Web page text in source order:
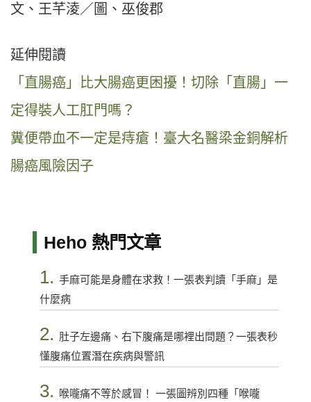
文、王芊淩／圖、巫俊郡
延伸閱讀
「直腸癌」比大腸癌更困擾！切除「直腸」一
定得裝人工肛門嗎？
糞便帶血不一定是痔瘡！臺大名醫梁金銅解析
腸癌風險因子
Heho 熱門文章
1. 手麻可能是身體在求救！一張表判讀「手麻」是
什麼病
2. 肚子左邊痛、右下腹痛是哪裡出問題？一張表秒
懂腹痛位置潛在疾病與警訊
3.
喉嚨痛不等於感冒！ 一張圖辨別四種「喉嚨